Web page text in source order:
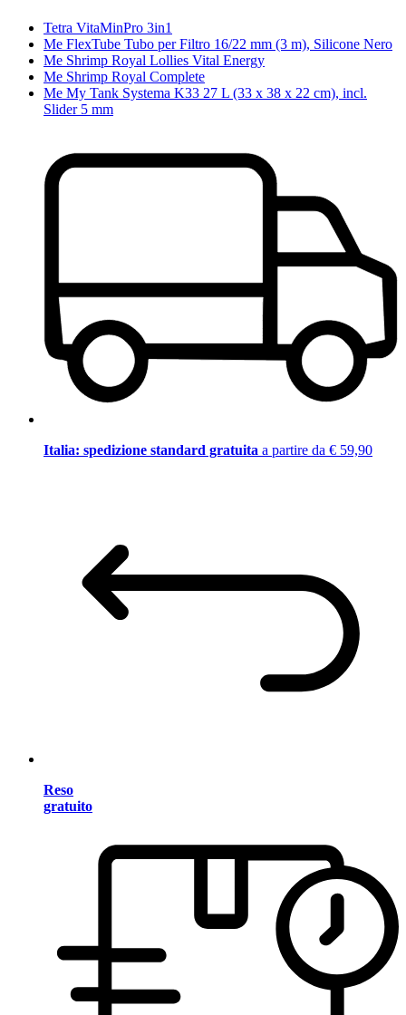
Tetra VitaMinPro 3in1
Me FlexTube Tubo per Filtro 16/22 mm (3 m), Silicone Nero
Me Shrimp Royal Lollies Vital Energy
Me Shrimp Royal Complete
Me My Tank Systema K33 27 L (33 x 38 x 22 cm), incl.
Slider 5 mm
Italia: spedizione standard gratuita a partire da € 59,90
Reso
gratuito